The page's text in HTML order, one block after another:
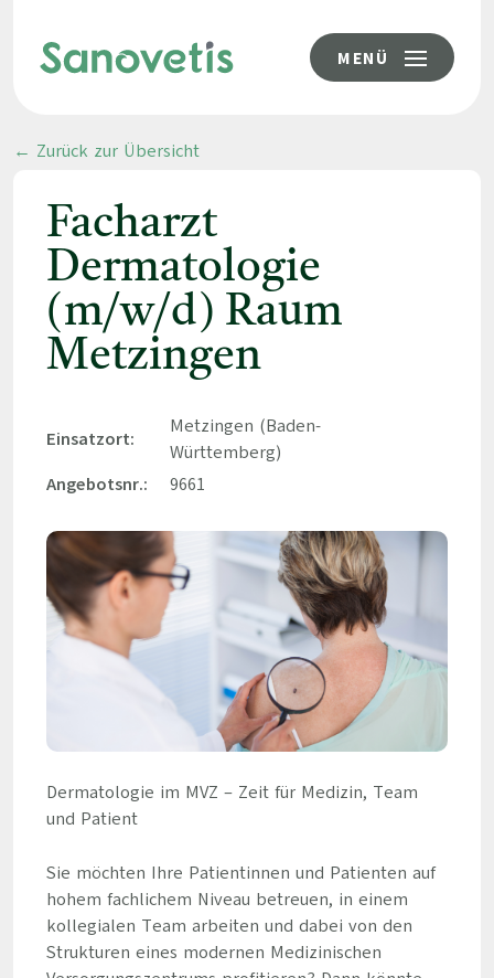
MENÜ
← Zurück zur Übersicht
Facharzt
Dermatologie
(m/w/d) Raum
Metzingen
Einsatzort:
Metzingen (Baden-
Württemberg)
Angebotsnr.:
9661
Dermatologie im MVZ – Zeit für Medizin, Team
und Patient
Sie möchten Ihre Patientinnen und Patienten auf
hohem fachlichem Niveau betreuen, in einem
kollegialen Team arbeiten und dabei von den
Strukturen eines modernen Medizinischen